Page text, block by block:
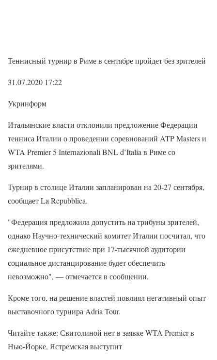
Теннисный турнир в Риме в сентябре пройдет без зрителей
31.07.2020 17:22
Укринформ
Итальянские власти отклонили предложение Федерации
тенниса Италии о проведении соревнований ATP Masters и
WTA Premier 5 Internazionali BNL d’Italia в Риме со
зрителями.
Турнир в столице Италии запланирован на 20-27 сентября,
сообщает La Repubblica.
"Федерация предложила допустить на трибуны зрителей,
однако Научно-технический комитет Италии посчитал, что
ежедневное присутствие при 17-тысячной аудитории
социальное дистанцирование будет обеспечить
невозможно", — отмечается в сообщении.
Кроме того, на решение властей повлиял негативный опыт
выставочного турнира Adria Tour.
Читайте также: Свитолиной нет в заявке WTA Premier в
Нью-Йорке, Ястремская выступит